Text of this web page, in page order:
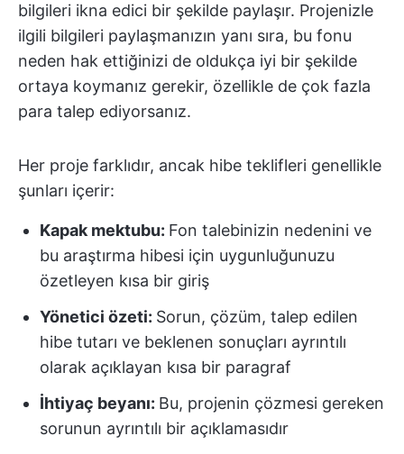
bilgileri ikna edici bir şekilde paylaşır. Projenizle
ilgili bilgileri paylaşmanızın yanı sıra, bu fonu
neden hak ettiğinizi de oldukça iyi bir şekilde
ortaya koymanız gerekir, özellikle de çok fazla
para talep ediyorsanız.
Her proje farklıdır, ancak hibe teklifleri genellikle
şunları içerir:
Kapak mektubu: Fon talebinizin nedenini ve
bu araştırma hibesi için uygunluğunuzu
özetleyen kısa bir giriş
Yönetici özeti: Sorun, çözüm, talep edilen
hibe tutarı ve beklenen sonuçları ayrıntılı
olarak açıklayan kısa bir paragraf
İhtiyaç beyanı: Bu, projenin çözmesi gereken
sorunun ayrıntılı bir açıklamasıdır